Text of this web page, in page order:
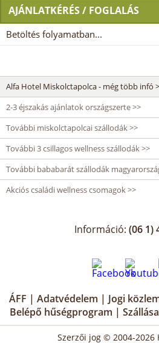
AJÁNLATKÉRÉS / FOGLALÁS
Betöltés folyamatban...
Alfa Hotel Miskolctapolca - még több infó
2-3 éjszakás ajánlatok országszerte >>
További miskolctapolcai szállodák >>
További 3 csillagos wellness szállodák >>
További bababarát szállodák
Akciós családi wellness csomagok >>
Információ: (06 1)
ÁFF | Adatvédelem | Jogi
Belépő hűségprogram |
Szerzői jog © 2004-2026